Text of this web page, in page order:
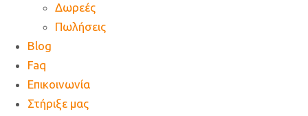
Δωρεές
Πωλήσεις
Blog
Faq
Επικοινωνία
Στήριξε μας